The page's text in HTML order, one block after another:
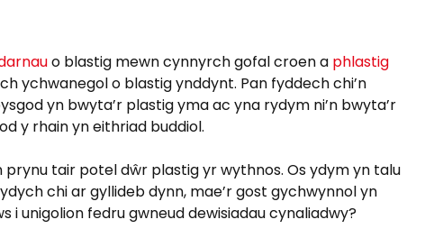
o blastig mewn cynnyrch gofal croen a phlastig
ychwanegol o blastig ynddynt. Pan fyddech chi’n
yn bwyta’r plastig yma ac yna rydym ni’n bwyta’r
y rhain yn eithriad buddiol.
prynu tair potel dŵr plastig yr wythnos. Os ydym yn talu
chi ar gyllideb dynn, mae’r gost gychwynnol yn
i unigolion fedru gwneud dewisiadau cynaliadwy?